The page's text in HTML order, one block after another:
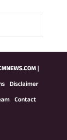
|
Disclaimer
Contact